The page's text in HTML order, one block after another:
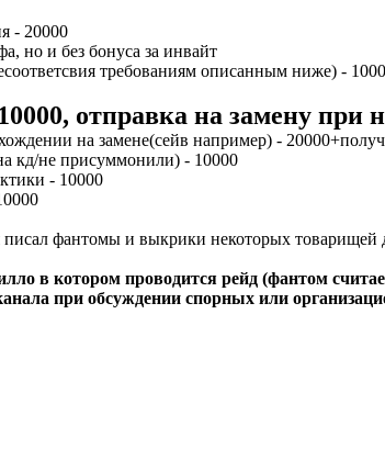
- 20000
но и без бонуса за инвайт
требованиям описанным ниже) -
отправка на замену при
на замене(сейв например) -
кд/не присуммонили) - 10000
- 10000
писал фантомы и выкрики некоторых товарищей
в котором проводится рейд (фантом
при обсуждении спорных или